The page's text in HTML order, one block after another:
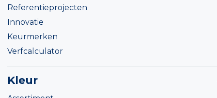
Referentieprojecten
Innovatie
Keurmerken
Verfcalculator
Kleur